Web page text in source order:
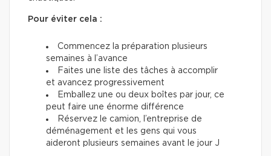
Pour éviter cela :
Commencez la préparation plusieurs
semaines à l’avance
Faites une liste des tâches à accomplir
et avancez progressivement
Emballez une ou deux boîtes par jour, ce
peut faire une énorme différence
Réservez le camion, l’entreprise de
déménagement et les gens qui vous
aideront plusieurs semaines avant le jour J